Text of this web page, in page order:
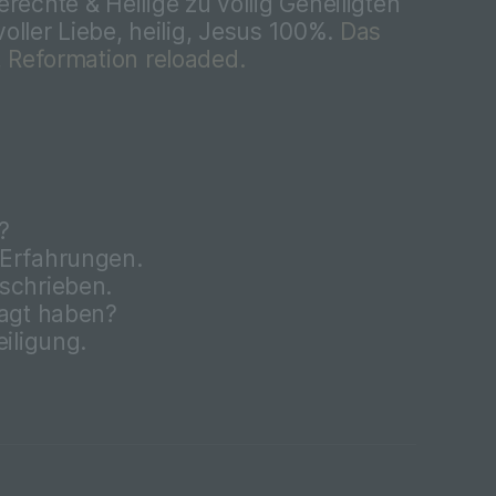
Liebe, heilig, Jesus 100%. Das
reloaded.
?
haben?